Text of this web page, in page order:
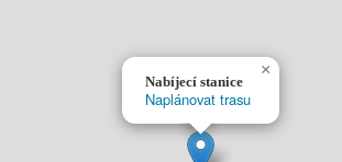
Nabíjecí stanice
Naplánovat trasu
×